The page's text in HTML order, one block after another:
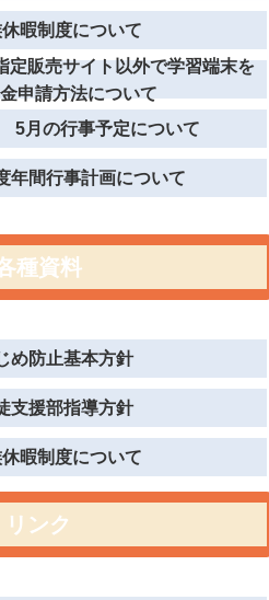
暇制度について
定販売サイト以外で学習端末を
申請方法について
5月の行事予定について
年間行事計画について
種資料
め防止基本方針
支援部指導方針
暇制度について
リンク